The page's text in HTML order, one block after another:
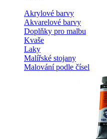
Akrylové barvy
Akvarelové barvy
Doplňky pro malbu
Kvaše
Laky
Malířské stojany
Malování podle čísel